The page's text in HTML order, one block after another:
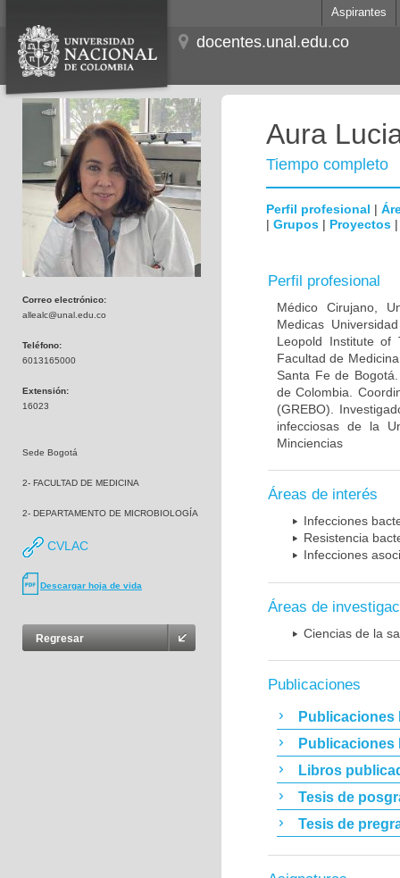
Aspirantes
docentes.unal.edu.co
Correo electrónico:
allealc@unal.edu.co
Teléfono:
6013165000
Extensión:
16023
Sede Bogotá
2- FACULTAD DE MEDICINA
2- DEPARTAMENTO DE MICROBIOLOGÍA
CVLAC
Descargar hoja de vida
Regresar
Aura
Tiempo completo
Perfil profesional |
| Grupos | Proyectos
Perfil profesional
Médico Cirujano,
Medicas
Leopold Institute of
Facultad de
Santa Fe de
de Colombia.
(GREBO).
infecciosas de la
Minciencias
Áreas de interés
Infecciones
Resistencia
Infecciones
Áreas de
Ciencias de la
Publicaciones
Publicaciones
Publicaciones
Libros
Tesis de
Tesis de